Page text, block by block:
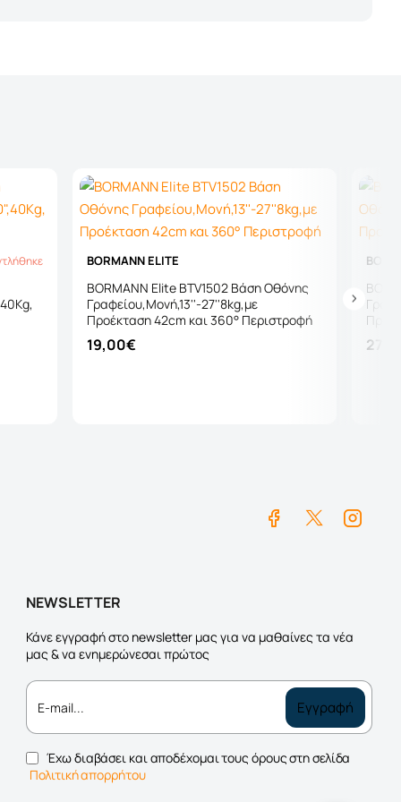
BORMANN ELITE
BORMANN Elite BTV1502 Βάση Οθόνης
Γραφείου,Μονή,13''-27''8kg,με
Προέκταση 42cm και 360° Περιστροφή
19,00€
NEWSLETTER
Κάνε εγγραφή στο newsletter μας για να μαθαίνες τα νέα
μας & να ενημερώνεσαι πρώτος
E-
mail...
Εγγραφή
Έχω διαβάσει και αποδέχομαι τους όρους στη σελίδα
Πολιτική απορρήτου